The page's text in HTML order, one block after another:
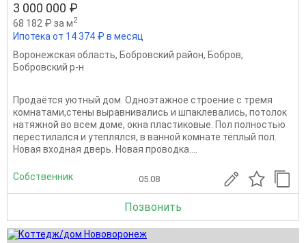
3 000 000 ₽
68 182 ₽ за м2
Ипотека от 14 374 ₽ в месяц
Воронежская область, Бобровский район, Бобров,
Бобровский р-н
Продаётся уютный дом. Одноэтажное строение с тремя
комнатами,стены выравнивались и шпаклевались, потолок
натяжной во всем доме, окна пластиковые. Пол полностью
перестилался и утеплялся, в ванной комнате тёплый пол.
Новая входная дверь. Новая проводка....
Собственник 05.08
Позвонить